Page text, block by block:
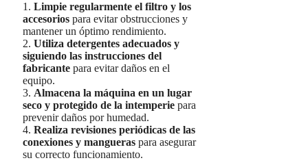
1. Limpie regularmente el filtro y los
accesorios para evitar obstrucciones y
mantener un óptimo rendimiento.
2. Utiliza detergentes adecuados y
siguiendo las instrucciones del
fabricante para evitar daños en el
equipo.
3. Almacena la máquina en un lugar
seco y protegido de la intemperie para
prevenir daños por humedad.
4. Realiza revisiones periódicas de las
conexiones y mangueras para asegurar
su correcto funcionamiento.